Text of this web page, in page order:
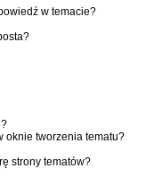
w temacie?
oknie tworzenia tematu?
strony tematów?